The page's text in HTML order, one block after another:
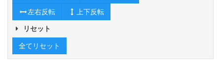
左右反転 上下反転
リセット
全てリセット